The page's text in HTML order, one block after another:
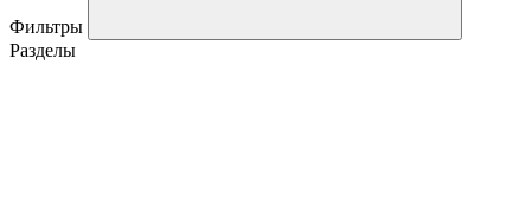
Фильтры
Разделы